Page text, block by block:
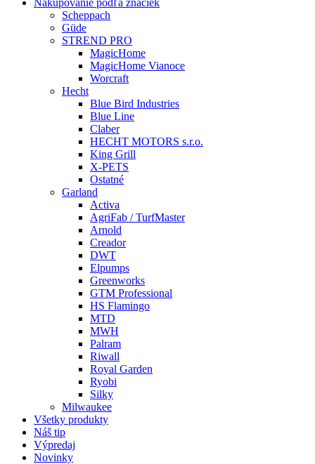
Nakupovanie podľa značiek
Scheppach
Güde
STREND PRO
MagicHome
MagicHome Vianoce
Worcraft
Hecht
Blue Bird Industries
Blue Line
Claber
HECHT MOTORS s.r.o.
King Grill
X-PETS
Ostatné
Garland
Activa
AgriFab / TurfMaster
Arnold
Creador
DWT
Elpumps
Greenworks
GTM Professional
HS Flamingo
MTD
MWH
Palram
Riwall
Royal Garden
Ryobi
Silky
Milwaukee
Všetky produkty
Náš tip
Výpredaj
Novinky